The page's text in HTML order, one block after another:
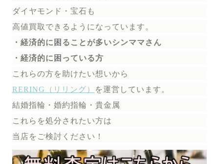
ダイヤモンド・宝石も
高値買取できるようになっています。
・経済的に困ることが多いシンママさん
・経済的に困っている方
これらの方を助けたい想いから
RERING（リリング）
を運営しています。
結婚指輪・婚約指輪・貴金属
これらを処分されたい方は
当店をご検討ください！